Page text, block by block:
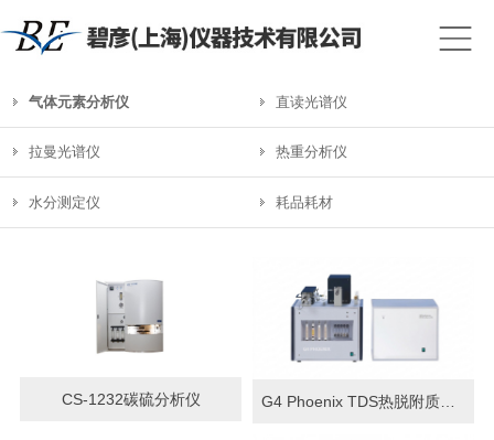
气体元素分析仪 直读光谱仪
拉曼光谱仪 热重分析仪
水分测定仪 耗品耗材
CS-1232碳硫分析仪 G4 Phoenix TDS热脱附质谱法测氢仪